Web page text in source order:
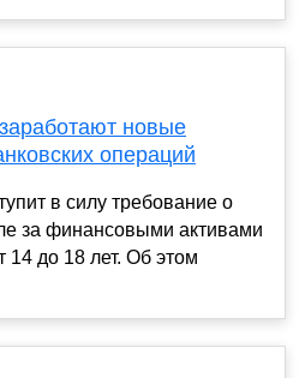
новые
операций
в силу требование о
за финансовыми активами
14 до 18 лет. Об этом